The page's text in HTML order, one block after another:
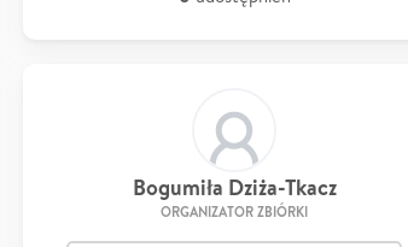
Bogumiła Dziża-Tkacz
ORGANIZATOR ZBIÓRKI